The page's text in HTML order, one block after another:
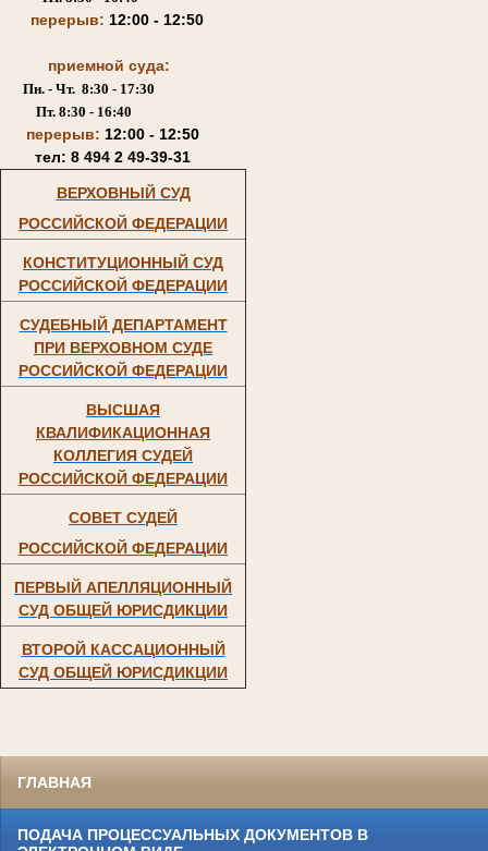
перерыв: 12:00 - 12:50
приемной суда:
Пн. - Чт. 8:30 - 17:30
Пт. 8:30 - 16:40
перерыв: 12:00 - 12:50
тел: 8 494 2 49-39-31
ВЕРХОВНЫЙ СУД
РОССИЙСКОЙ ФЕДЕРАЦИИ
КОНСТИТУЦИОННЫЙ СУД
РОССИЙСКОЙ ФЕДЕРАЦИИ
СУДЕБНЫЙ ДЕПАРТАМЕНТ
ПРИ ВЕРХОВНОМ СУДЕ
РОССИЙСКОЙ ФЕДЕРАЦИИ
ВЫСШАЯ
КВАЛИФИКАЦИОННАЯ
КОЛЛЕГИЯ СУДЕЙ
РОССИЙСКОЙ ФЕДЕРАЦИИ
СОВЕТ СУДЕЙ
РОССИЙСКОЙ ФЕДЕРАЦИИ
ПЕРВЫЙ АПЕЛЛЯЦИОННЫЙ
СУД ОБЩЕЙ ЮРИСДИКЦИИ
ВТОРОЙ КАССАЦИОННЫЙ
СУД ОБЩЕЙ ЮРИСДИКЦИИ
ГЛАВНАЯ
ПОДАЧА ПРОЦЕССУАЛЬНЫХ ДОКУМЕНТОВ В